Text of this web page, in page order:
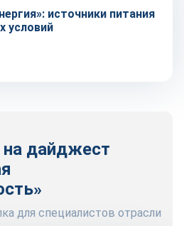
источники питания
условий
дайджест
для специалистов отрасли